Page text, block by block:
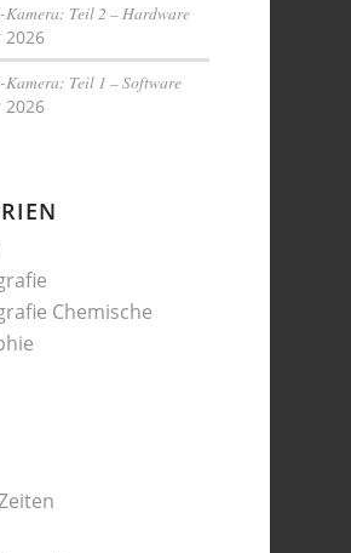
Kamera: Teil 2 – Hardware
2026
Teil 1 – Software
2026
Chemische